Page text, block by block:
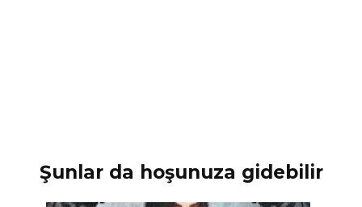
Şunlar da hoşunuza gidebilir